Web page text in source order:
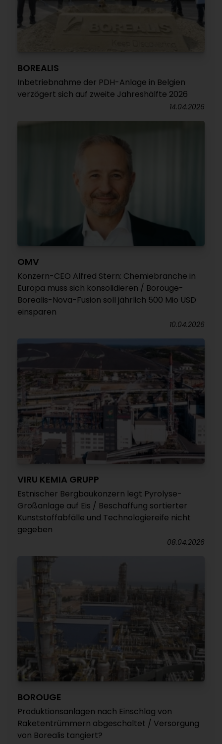
BOREALIS
Inbetriebnahme der PDH-Anlage in Belgien
verzögert sich auf zweite Jahreshälfte 2026
14.04.2026
OMV
Konzern-CEO Alfred Stern: Chemiebranche in
Europa muss sich konsolidieren / Borouge-
Borealis-Nova-Fusion soll jährlich 500 Mio USD
einsparen
10.04.2026
VIRU KEMIA GRUPP
Estnischer Bergbaukonzern legt Pyrolyse-
Großanlage auf Eis / Beschaffung sortierter
Kunststoffabfälle und Technologiereife nicht
gegeben
08.04.2026
BOROUGE
Produktionsanlagen nach Einschlag von
Raketentrümmern abgeschaltet / Versorgung
von Borealis tangiert?